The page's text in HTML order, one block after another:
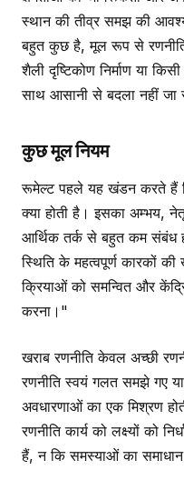
स्थान की तीव्र समझ की
बहुत कुछ है, मूल रूप से
शैली दृष्टिकोण निर्माण या
साथ आसानी से बदला नहीं जा
कुछ मूल नियम
रूमेल्ट पहले यह खंडन करते हैं
क्या होती है। इसका अम्भय,
आर्थिक तर्क से बहुत कम संबंध
स्थिति के महत्वपूर्ण कारकों
क्रियाओं को समन्वित और
करना।"
खराब रणनीति केवल अच्छी
रणनीति स्वयं गलत समझे गए
अवधारणाओं का एक मिश्रण
रणनीति कार्य को लक्ष्यों को
हैं, न कि समस्याओं का